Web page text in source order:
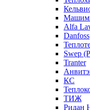
Alfa
Danfoss
Swep
Tranter
КС
ТИЖ
Ридан